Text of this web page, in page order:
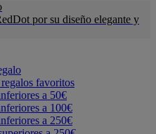
por su diseño elegante y
favoritos
a 50€
a 100€
a 250€